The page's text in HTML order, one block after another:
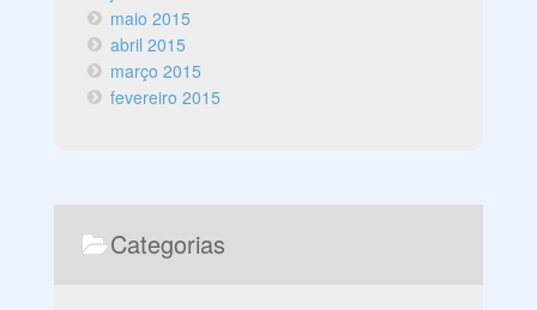
maio 2015
abril 2015
março 2015
fevereiro 2015
Categorias